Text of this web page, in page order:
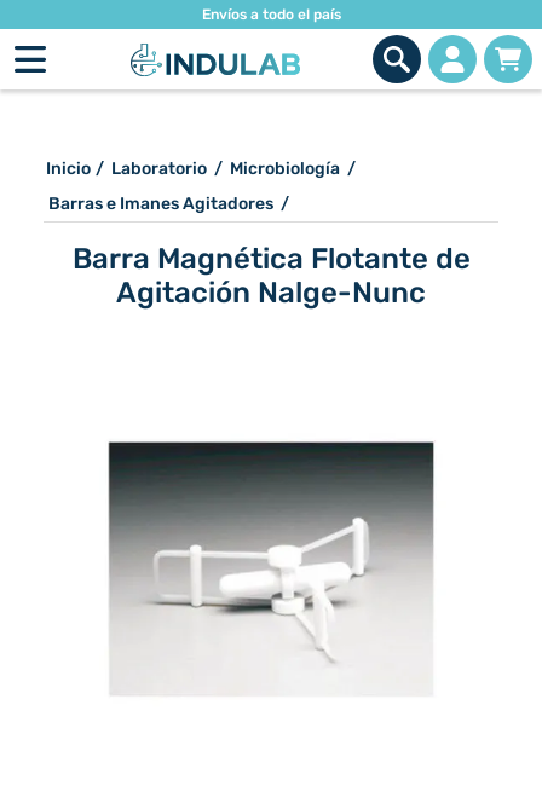
Envíos a todo el país
Inicio / Laboratorio / Microbiología /
Barras e Imanes Agitadores /
Barra Magnética Flotante de
Agitación Nalge-Nunc